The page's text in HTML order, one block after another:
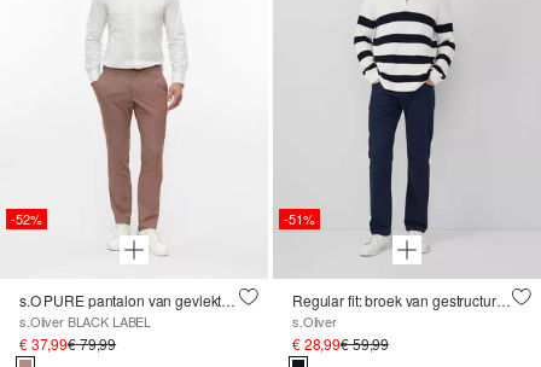
-52%
s.O PURE pantalon van gevlekte stretchstof
s.Oliver BLACK LABEL
€ 37,99€ 79,99
-51%
Regular fit: broek van gestructureerd katoen
s.Oliver
€ 28,99€ 59,99